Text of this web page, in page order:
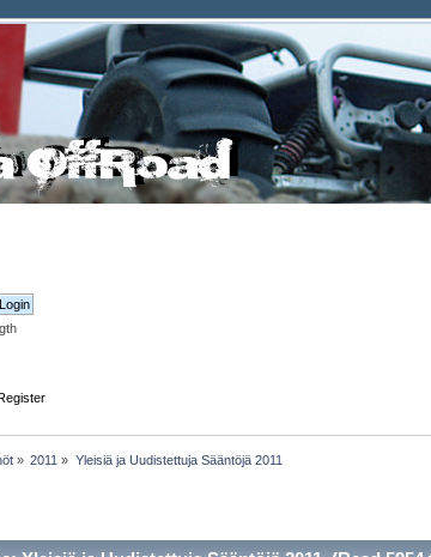
» 2011 » Yleisiä ja Uudistettuja Sääntöjä 2011